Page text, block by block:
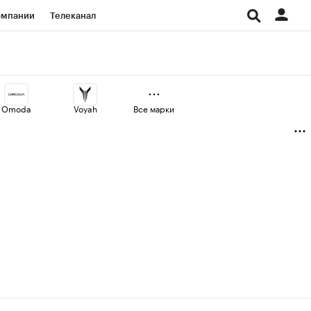
Телеканал
Проверка контрагентов
Omoda Voyah Все марки